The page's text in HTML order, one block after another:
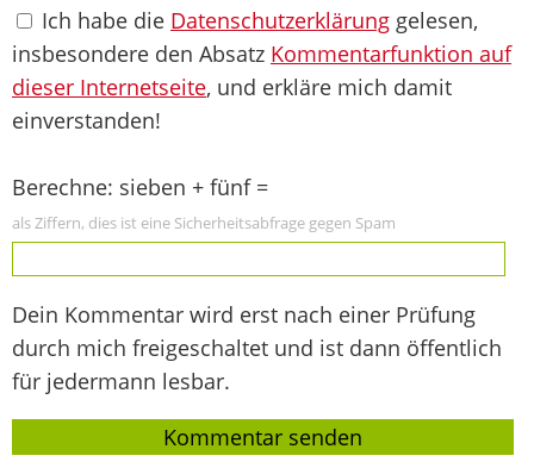
Ich habe die Datenschutzerklärung gelesen,
insbesondere den Absatz Kommentarfunktion auf
dieser Internetseite, und erkläre mich damit
einverstanden!
Berechne: sieben + fünf =
als Ziffern, dies ist eine Sicherheitsabfrage gegen Spam
Dein Kommentar wird erst nach einer Prüfung
durch mich freigeschaltet und ist dann öffentlich
für jedermann lesbar.